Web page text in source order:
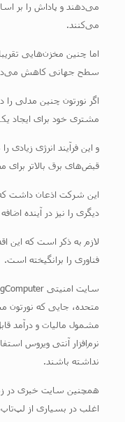
می‌دهند و پاداش را بر
می‌کنند.
اما چنین مخزن‌هایی
سطح جهانی کاهش
اگر نورتون چنین مدلی را
مشتری خود برای ایجاد
و این فرآیند انرژی
قبض‌های برق بالاتر
این شرکت اذعان داشت که
دیگری را نیز در آینده
لازم به ذکر است که این
فناوری را برانگیخته است.
متحده، جایی که نورتون
مشمول مالیات و درآمد
نرم‌افزار آنتی ویروس
نداشته باشند.
اغلب در بسیاری از